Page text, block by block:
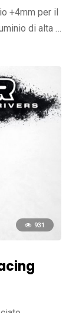
+4mm per il
di alta …
931